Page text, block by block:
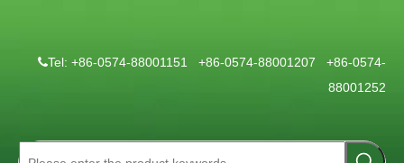
Tel: +86-0574-88001151 +86-0574-88001207 +86-0574-
88001252